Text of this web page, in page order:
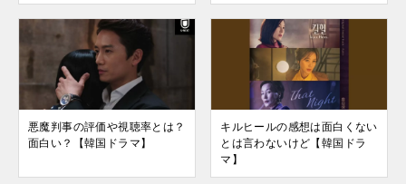
悪魔判事の評価や視聴率とは？
面白い？【韓国ドラマ】
キルヒールの感想は面白くない
とは言わないけど【韓国ドラ
マ】